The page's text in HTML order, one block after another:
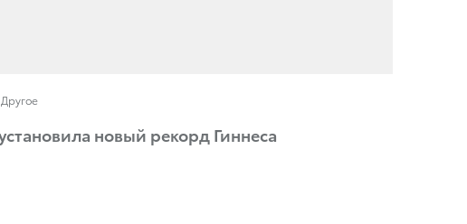
Другое
новый рекорд Гиннеса